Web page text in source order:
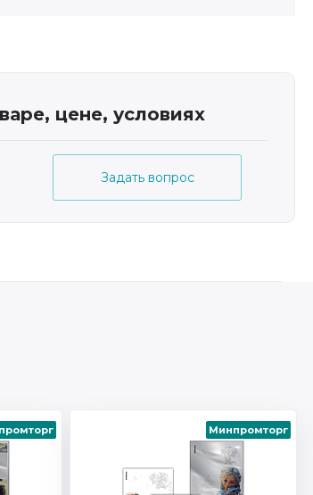
цене, условиях
Задать вопрос
Торговая марка: ErichKrause®
Смотреть все характеристики
Минпромторг